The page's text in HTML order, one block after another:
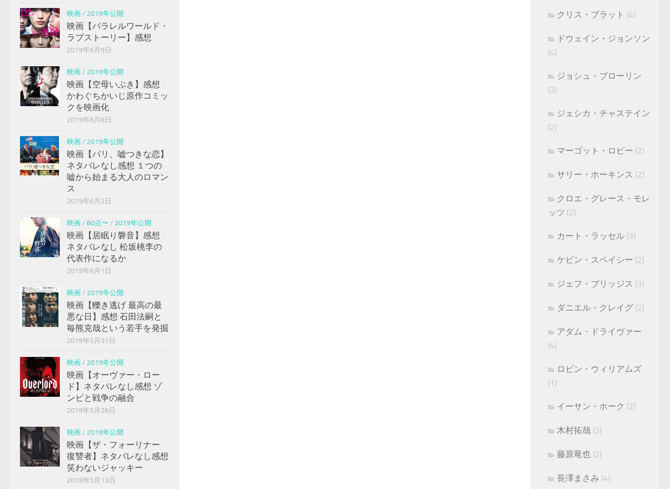
映画/ 2019年公開
映画【パラレルワールド・
ラブストーリー】感想
2019年6月9日
映画/ 2019年公開
映画【空母いぶき】感想
かわぐちかいじ原作コミッ
クを映画化
2019年6月8日
映画/ 2019年公開
映画【パリ、嘘つきな恋】
ネタバレなし感想 １つの
嘘から始まる大人のロマン
ス
2019年6月2日
映画/ 80点〜 / 2019年公開
映画【居眠り磐音】感想
ネタバレなし 松坂桃李の
代表作になるか
2019年6月1日
映画/ 2019年公開
映画【轢き逃げ 最高の最
悪な日】感想 石田法嗣と
毎熊克哉という若手を発掘
2019年5月31日
映画/ 2019年公開
映画【オーヴァー・ロー
ド】ネタバレなし感想 ゾ
ンビと戦争の融合
2019年5月26日
映画/ 2019年公開
映画【ザ・フォーリナー
復讐者】ネタバレなし感想
笑わないジャッキー
2019年5月13日
クリス・プラット (4)
ドウェイン・ジョンソン
(4)
ジョシュ・ブローリン
(3)
ジェシカ・チャステイン
(2)
マーゴット・ロビー (2)
サリー・ホーキンス (2)
クロエ・グレース・モレ
ッツ (2)
カート・ラッセル (3)
ケビン・スペイシー (2)
ジェフ・ブリッジス (3)
ダニエル・クレイグ (2)
アダム・ドライヴァー
(4)
ロビン・ウィリアムズ
(1)
イーサン・ホーク (2)
木村拓哉 (3)
藤原竜也 (2)
長澤まさみ (4)